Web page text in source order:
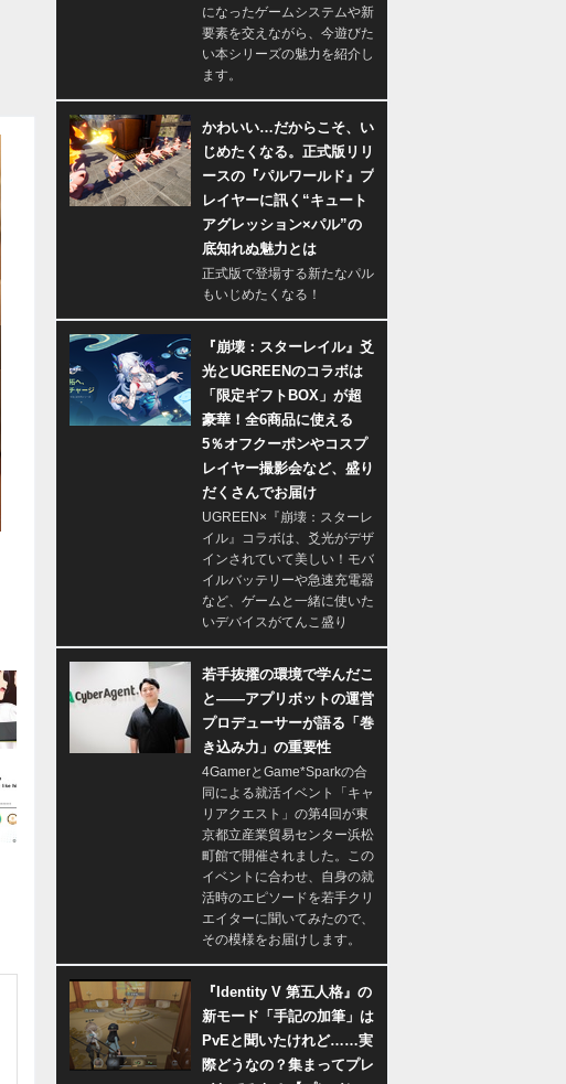
になったゲームシステムや新
要素を交えながら、今遊びた
い本シリーズの魅力を紹介し
ます。
かわいい…だからこそ、い
じめたくなる。正式版リリ
ースの『パルワールド』プ
レイヤーに訊く“キュート
アグレッション×パル”の
底知れぬ魅力とは
正式版で登場する新たなパル
もいじめたくなる！
『崩壊：スターレイル』爻
光とUGREENのコラボは
「限定ギフトBOX」が超
豪華！全6商品に使える
5％オフクーポンやコスプ
レイヤー撮影会など、盛り
だくさんでお届け
UGREEN×『崩壊：スターレ
イル』コラボは、爻光がデザ
インされていて美しい！モバ
イルバッテリーや急速充電器
など、ゲームと一緒に使いた
いデバイスがてんこ盛り
若手抜擢の環境で学んだこ
と――アプリボットの運営
プロデューサーが語る「巻
き込み力」の重要性
4GamerとGame*Sparkの合
同による就活イベント「キャ
リアクエスト」の第4回が東
京都立産業貿易センター浜松
町館で開催されました。この
イベントに合わせ、自身の就
活時のエピソードを若手クリ
エイターに聞いてみたので、
その模様をお届けします。
『Identity V 第五人格』の
新モード「手記の加筆」は
PvEと聞いたけれど……実
際どうなの？集まってプレ